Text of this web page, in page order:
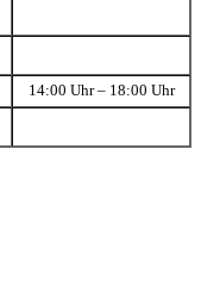
14:00 Uhr – 18:00 Uhr